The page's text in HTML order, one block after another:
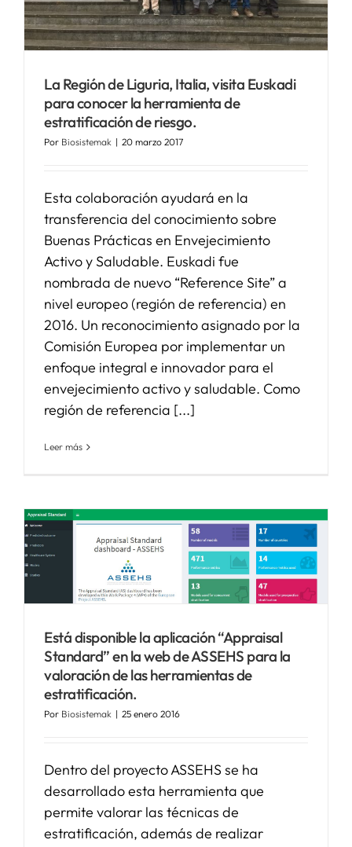
SERVICIOS
APOYO I+D+I
NOTICIAS
La Región de Liguria, Italia, visita Euskadi
para conocer la herramienta de
estratificación de riesgo.
Por Biosistemak | 20 marzo 2017
Esta colaboración ayudará en la
transferencia del conocimiento sobre
Buenas Prácticas en Envejecimiento
Activo y Saludable. Euskadi fue
nombrada de nuevo “Reference Site” a
nivel europeo (región de referencia) en
2016. Un reconocimiento asignado por la
Comisión Europea por implementar un
enfoque integral e innovador para el
envejecimiento activo y saludable. Como
región de referencia [...]
Leer más
Está disponible la aplicación “Appraisal
Standard” en la web de ASSEHS para la
valoración de las herramientas de
estratificación.
Por Biosistemak | 25 enero 2016
Dentro del proyecto ASSEHS se ha
desarrollado esta herramienta que
permite valorar las técnicas de
estratificación, además de realizar